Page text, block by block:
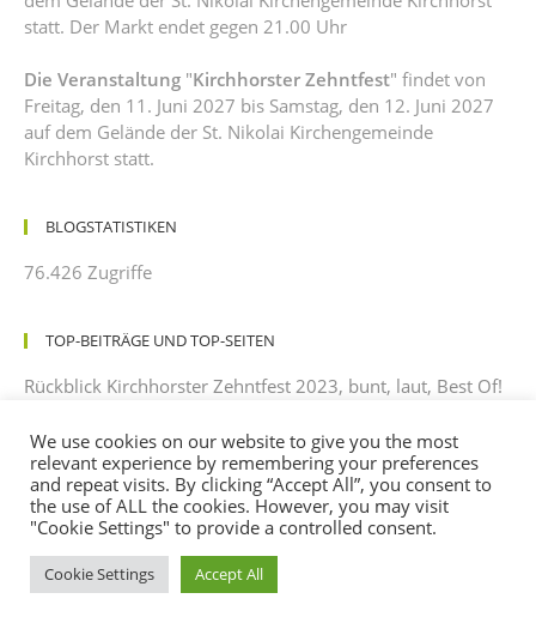
statt. Der Markt endet gegen 21.00 Uhr
Die Veranstaltung "Kirchhorster Zehntfest" findet von
Freitag, den 11. Juni 2027 bis Samstag, den 12. Juni 2027
auf dem Gelände der St. Nikolai Kirchengemeinde
Kirchhorst statt.
BLOGSTATISTIKEN
76.426 Zugriffe
TOP-BEITRÄGE UND TOP-SEITEN
Rückblick Kirchhorster Zehntfest 2023, bunt, laut, Best Of!
NÄCHSTE VERANSTALTUNGEN
Zur Zeit keine Events
martina icks zuLaudatio zum Zehntfest 2025 –
We use cookies on our website to give you the most
relevant experience by remembering your preferences
and repeat visits. By clicking “Accept All”, you consent to
the use of ALL the cookies. However, you may visit
"Cookie Settings" to provide a controlled consent.
Cookie Settings Accept All